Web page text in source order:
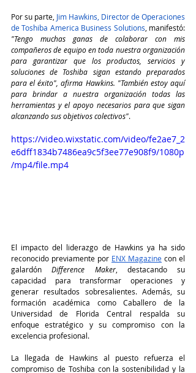
Por su parte, Jim Hawkins, Director de Operaciones
de Toshiba America Business Solutions
"Tengo muchas ganas de colaborar con mis
compañeros de equipo en toda nuestra organización
para garantizar que los productos, servicios y
soluciones de Toshiba sigan estando preparados
para el éxito", afirma Hawkins. "También estoy aquí
para brindar a nuestra organización todas las
herramientas y el apoyo necesarios para que sigan
alcanzando sus objetivos colectivos".
https://video.wixstatic.com/video/fe2ae7_2
e6dff1834b7486ea9c5f3ee77e908f9/1080p
/mp4/file.mp4
El impacto del liderazgo de Hawkins ya ha sido
reconocido previamente por ENX Magazine con el
galardón Difference Maker, destacando su
capacidad para transformar operaciones y
generar resultados sobresalientes. Además, su
formación académica como Caballero de la
Universidad de Florida Central respalda su
enfoque estratégico y su compromiso con la
excelencia profesional.
La llegada de Hawkins al puesto refuerza el
compromiso de Toshiba con la sostenibilidad y la